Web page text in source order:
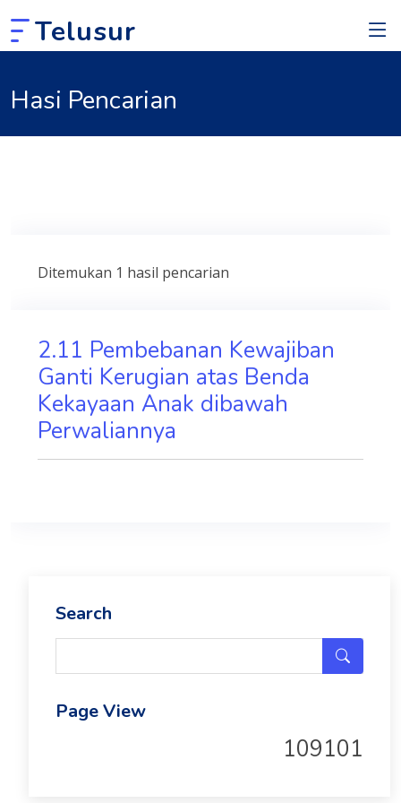
Telusur
Hasi Pencarian
Ditemukan 1 hasil pencarian
2.11 Pembebanan Kewajiban
Ganti Kerugian atas Benda
Kekayaan Anak dibawah
Perwaliannya
Search
Page View
109101